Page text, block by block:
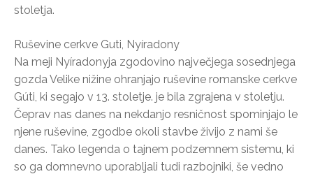
stoletja.
Ruševine cerkve Guti, Nyíradony
Na meji Nyíradonyja zgodovino največjega sosednjega
gozda Velike nižine ohranjajo ruševine romanske cerkve
Gúti, ki segajo v 13. stoletje. je bila zgrajena v stoletju.
Čeprav nas danes na nekdanjo resničnost spominjajo le
njene ruševine, zgodbe okoli stavbe živijo z nami še
danes. Tako legenda o tajnem podzemnem sistemu, ki
so ga domnevno uporabljali tudi razbojniki, še vedno